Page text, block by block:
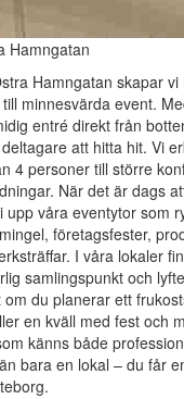
Hamngatan
Hamngatan skapar
minnesvärda event.
entré direkt från
att hitta hit. Vi
4 personer till större
När det är dags
upp våra eventytor som
företagsfester,
I våra lokaler
samlingspunkt och
du planerar ett
en kväll med fest och
känns både
bara en lokal – du får